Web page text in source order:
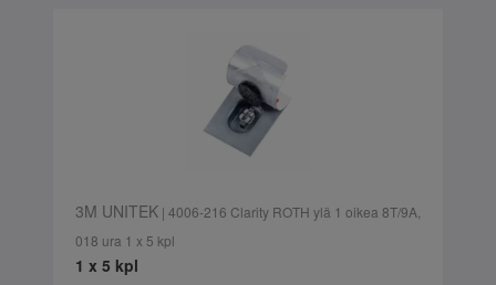
3M UNITEK| 4006-216 Clarity ROTH ylä 1 oikea 8T/9A,
018 ura 1 x 5 kpl
1 x 5 kpl